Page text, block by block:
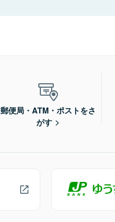
郵便局・ATM・ポストをさ
がす